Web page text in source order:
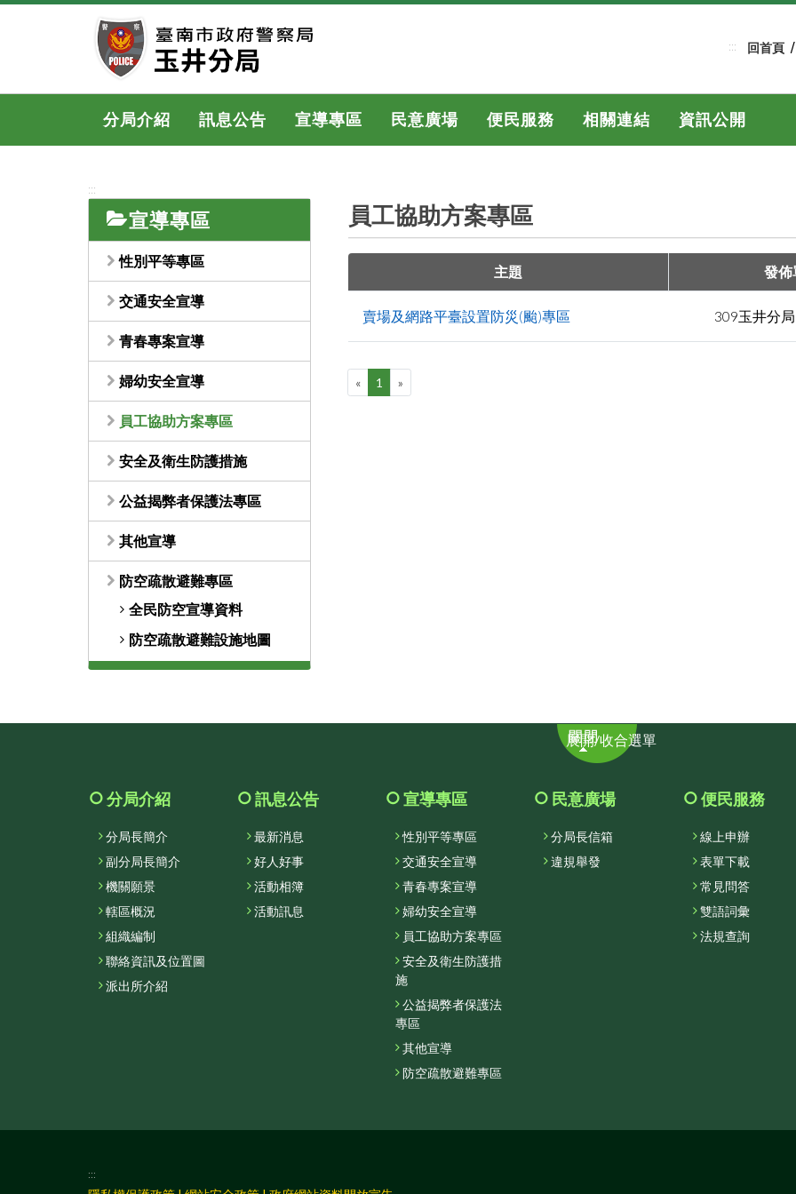
跳
內
::: 回首頁
分局介紹 訊息公告 宣導專區 民意廣場 便民服務 相關連結 資訊公開
:::
宣導專區
性別平等專區
交通安全宣導
青春專案宣導
婦幼安全宣導
員工協助方案專區
安全及衛生防護措施
公益揭弊者保護法專區
其他宣導
防空疏散避難專區
全民防空宣導資料
防空疏散避難設施地圖
員工協助方案專區
主題 發佈
賣場及網路平臺設置防災(颱)專區 309玉井分
« 1 »
展開/收合選單
分局介紹
分局長簡介
副分局長簡介
機關願景
轄區概況
組織編制
聯絡資訊及位置圖
派出所介紹
訊息公告
最新消息
好人好事
活動相簿
活動訊息
宣導專區
性別平等專區
交通安全宣導
青春專案宣導
婦幼安全宣導
員工協助方案專區
安全及衛生防護措
施
公益揭弊者保護法
專區
其他宣導
防空疏散避難專區
民意廣場
分局長信箱
違規舉發
便民服務
線上申辦
表單下載
常見問答
雙語詞彙
法規查詢
:::